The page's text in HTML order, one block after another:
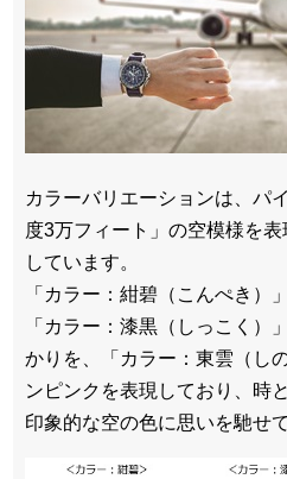
カラーバリエーションは、パ
度3万フィート」の空模様を
しています。
「カラー：紺碧（こんぺき）
「カラー：漆黒（しっこく）
かりを、「カラー：東雲（し
ンピンクを表現しており、時
印象的な空の色に思いを馳せ